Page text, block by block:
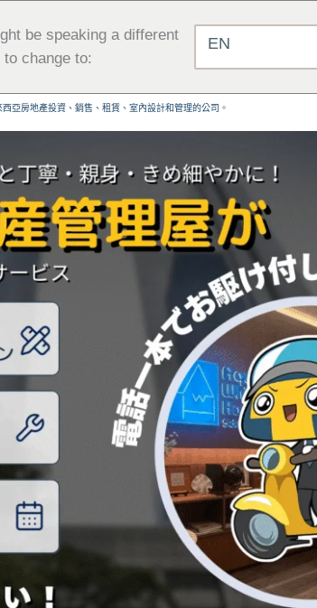
be speaking a different
change to:
EN
亞房地產投資、銷售、租賃、室內設計和管理的公司。